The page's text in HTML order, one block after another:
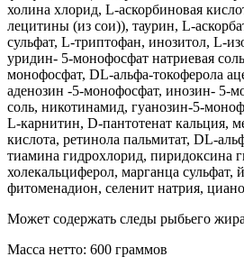
холина хлорид, L-аскорбиновая
лецитины (из сои)), таурин, L-
сульфат, L-триптофан, инозитол, L-
уридин- 5-монофосфат натриевая
монофосфат, DL-альфа-токоферола
аденозин -5-монофосфат, инозин- 5-
соль, никотинамид, гуанозин-5-
L-карнитин, D-пантотенат кальция,
кислота, ретинола пальмитат, DL-
тиамина гидрохлорид, пиридоксина
холекальциферол, марганца сульфат,
фитоменадион, селенит натрия,
Может содержать следы рыбьего
Масса нетто: 600 граммов